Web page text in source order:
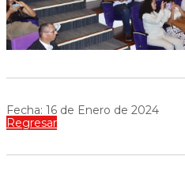
Fecha: 16 de Enero de 2024
Regresar